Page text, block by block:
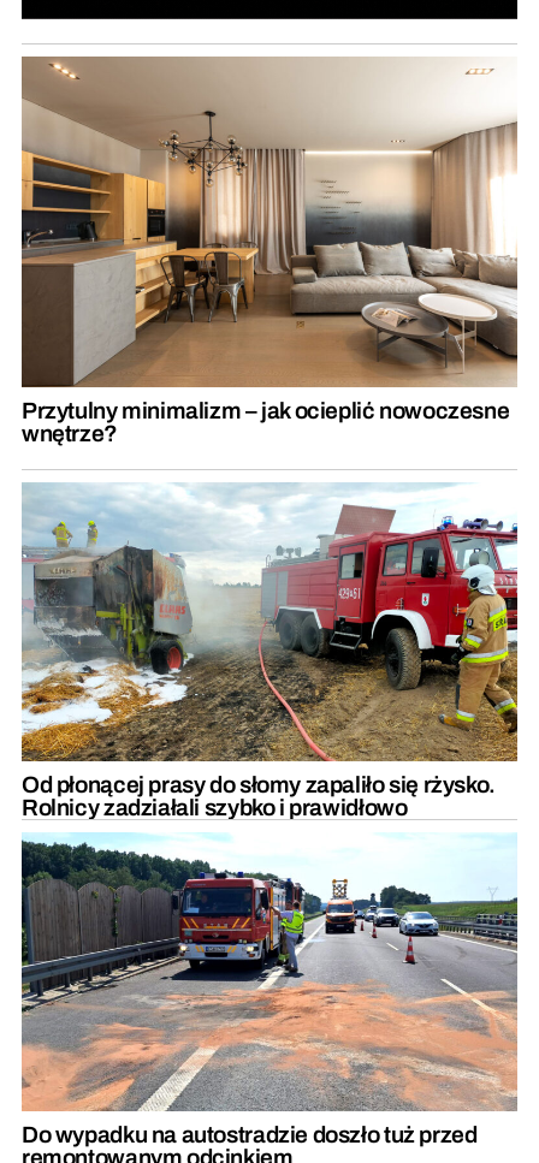
Przytulny minimalizm – jak ocieplić nowoczesne
wnętrze?
Od płonącej prasy do słomy zapaliło się rżysko.
Rolnicy zadziałali szybko i prawidłowo
Do wypadku na autostradzie doszło tuż przed
remontowanym odcinkiem